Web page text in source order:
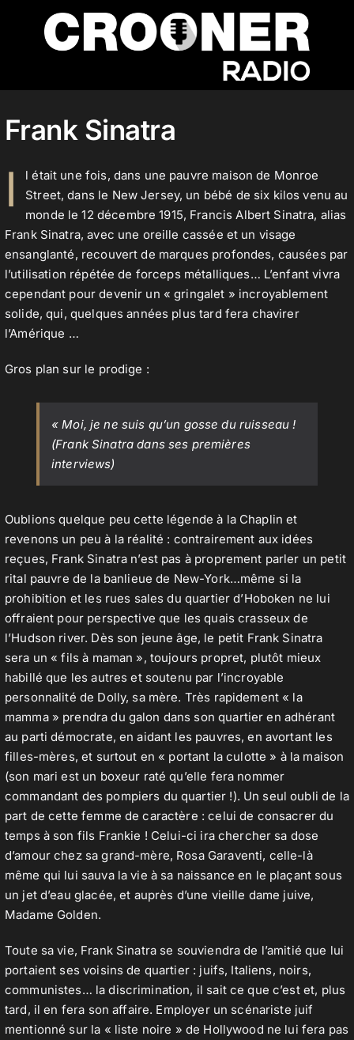
contenu
Accueil
Actualités
Nos flux audio
Frank Sinatra
I
l était une fois, dans une pauvre maison de Monroe
Street, dans le New Jersey, un bébé de six kilos venu au
monde le 12 décembre 1915, Francis Albert Sinatra, alias
Frank Sinatra, avec une oreille cassée et un visage
ensanglanté, recouvert de marques profondes, causées par
l’utilisation répétée de forceps métalliques… L’enfant vivra
cependant pour devenir un « gringalet » incroyablement
solide, qui, quelques années plus tard fera chavirer
l’Amérique …
Gros plan sur le prodige :
« Moi, je ne suis qu’un gosse du ruisseau !
(Frank Sinatra dans ses premières
interviews)
Oublions quelque peu cette légende à la Chaplin et
revenons un peu à la réalité : contrairement aux idées
reçues, Frank Sinatra n’est pas à proprement parler un petit
rital pauvre de la banlieue de New-York…même si la
prohibition et les rues sales du quartier d’Hoboken ne lui
offraient pour perspective que les quais crasseux de
l’Hudson river. Dès son jeune âge, le petit Frank Sinatra
sera un « fils à maman », toujours propret, plutôt mieux
habillé que les autres et soutenu par l’incroyable
personnalité de Dolly, sa mère. Très rapidement « la
mamma » prendra du galon dans son quartier en adhérant
au parti démocrate, en aidant les pauvres, en avortant les
filles-mères, et surtout en « portant la culotte » à la maison
(son mari est un boxeur raté qu’elle fera nommer
commandant des pompiers du quartier !). Un seul oubli de la
part de cette femme de caractère : celui de consacrer du
temps à son fils Frankie ! Celui-ci ira chercher sa dose
d’amour chez sa grand-mère, Rosa Garaventi, celle-là
même qui lui sauva la vie à sa naissance en le plaçant sous
un jet d’eau glacée, et auprès d’une vieille dame juive,
Madame Golden.
Toute sa vie, Frank Sinatra se souviendra de l’amitié que lui
portaient ses voisins de quartier : juifs, Italiens, noirs,
communistes… la discrimination, il sait ce que c’est et, plus
tard, il en fera son affaire. Employer un scénariste juif
mentionné sur la « liste noire » de Hollywood ne lui fera pas